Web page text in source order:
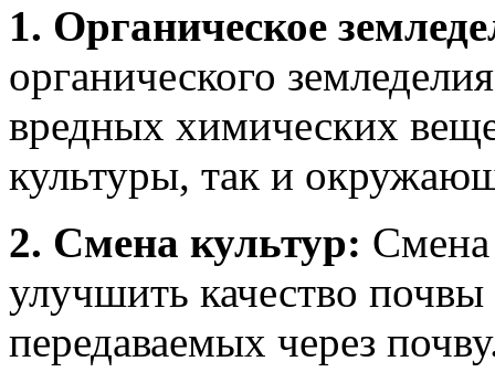
1. Органическое
органического
вредных химических
культуры, так и
2. Смена культур: Смена
улучшить качество
передаваемых через